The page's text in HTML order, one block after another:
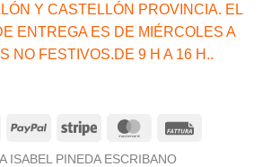
Y CASTELLÓN PROVINCIA. EL
ENTREGA ES DE MIÉRCOLES A
NO FESTIVOS.DE 9 H A 16 H..
Visa PayPal Stripe MasterCard
ISABEL PINEDA ESCRIBANO